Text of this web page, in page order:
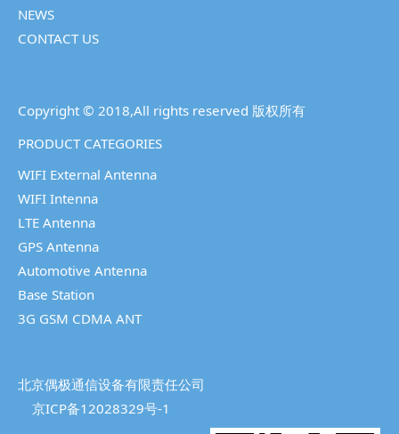
NEWS
CONTACT US
Copyright © 2018,All rights reserved 版权所有
PRODUCT CATEGORIES
WIFI External Antenna
WIFI Intenna
LTE Antenna
GPS Antenna
Automotive Antenna
Base Station
3G GSM CDMA ANT
北京偶极通信设备有限责任公司
京ICP备12028329号-1